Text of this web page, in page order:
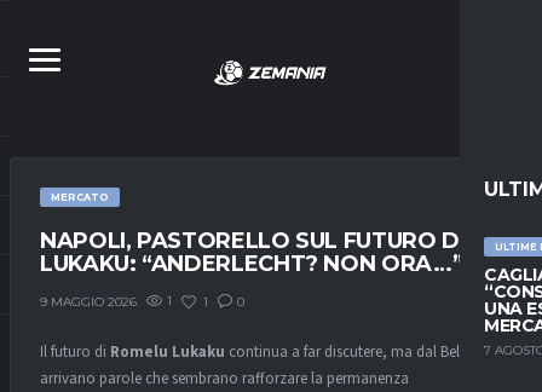
ULTIME
UNA
7
MERCATO
NAPOLI, PASTORELLO SUL FUTURO DI
LUKAKU: “ANDERLECHT? NON ORA…”
9 MAGGIO 2026 1 1 0
Il futuro di Romelu Lukaku continua a far discutere, ma dal Belgio
arrivano parole che sembrano rafforzare la permanenza